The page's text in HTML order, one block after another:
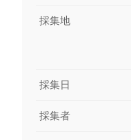
採集地
採集日
採集者